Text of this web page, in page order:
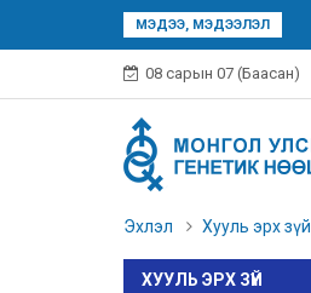
МЭДЭЭ, МЭДЭЭЛЭЛ
08 сарын 07 (Баасан)
Эхлэл Хууль эрх зүй
ХУУЛЬ ЭРХ ЗҮЙ